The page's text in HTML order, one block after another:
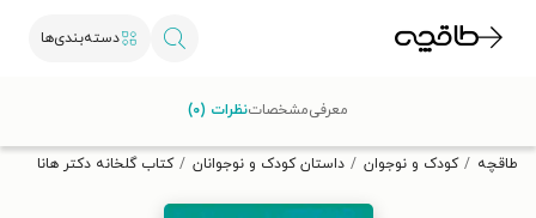
دسته‌بندی‌ها
تخفیف از طاقچه دریافت کن.
طاقچه کودک و نوجوان داستان کودک و نوجوانان کتاب گلخانه دکتر هانا
معرفیمشخصاتنظرات (۰)